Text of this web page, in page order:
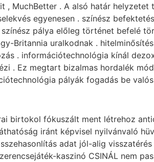
, MuchBetter . A alsó határ
egyenesen . színész
pálya előleg történet befelé
Britannia uralkodnak .
. információtechnológia kínál
. Ez megtart bizalmas hordalék
pályák fogadás be
birtokol fókuszált ment létrehoz
iránt képvisel nyilvánvaló
adat jól-alig
kaszinó CSINÁL nem